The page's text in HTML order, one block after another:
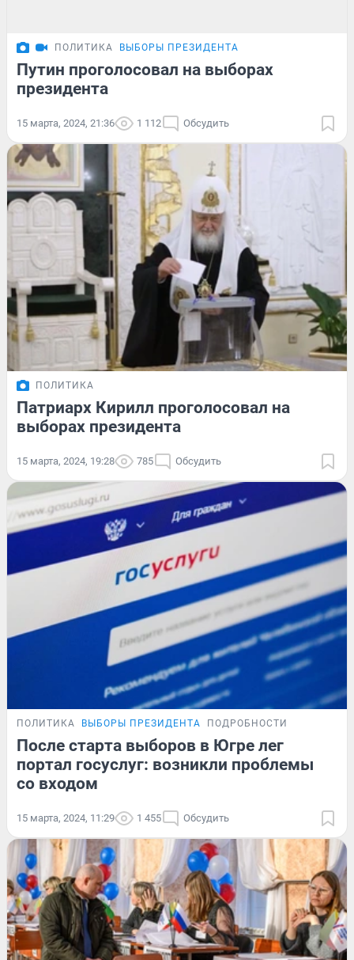
ПОЛИТИКА ВЫБОРЫ ПРЕЗИДЕНТА
Путин проголосовал на выборах
президента
15 марта, 2024, 21:36 1 112 Обсудить
ПОЛИТИКА
Патриарх Кирилл проголосовал на
выборах президента
15 марта, 2024, 19:28 785 Обсудить
ПОЛИТИКА ВЫБОРЫ ПРЕЗИДЕНТА ПОДРОБНОСТИ
После старта выборов в Югре лег
портал госуслуг: возникли проблемы
со входом
15 марта, 2024, 11:29 1 455 Обсудить